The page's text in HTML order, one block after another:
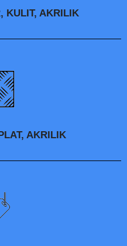
KULIT, AKRILIK
AKRILIK